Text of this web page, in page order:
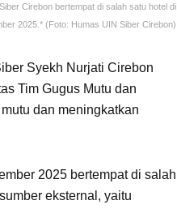
Cirebon bertempat di salah satu hotel di
2025.* (Foto: Humas UIN Siber Cirebon)
Syekh Nurjati Cirebon
Tim Gugus Mutu dan
dan meningkatkan
2025 bertempat di salah
eksternal, yaitu